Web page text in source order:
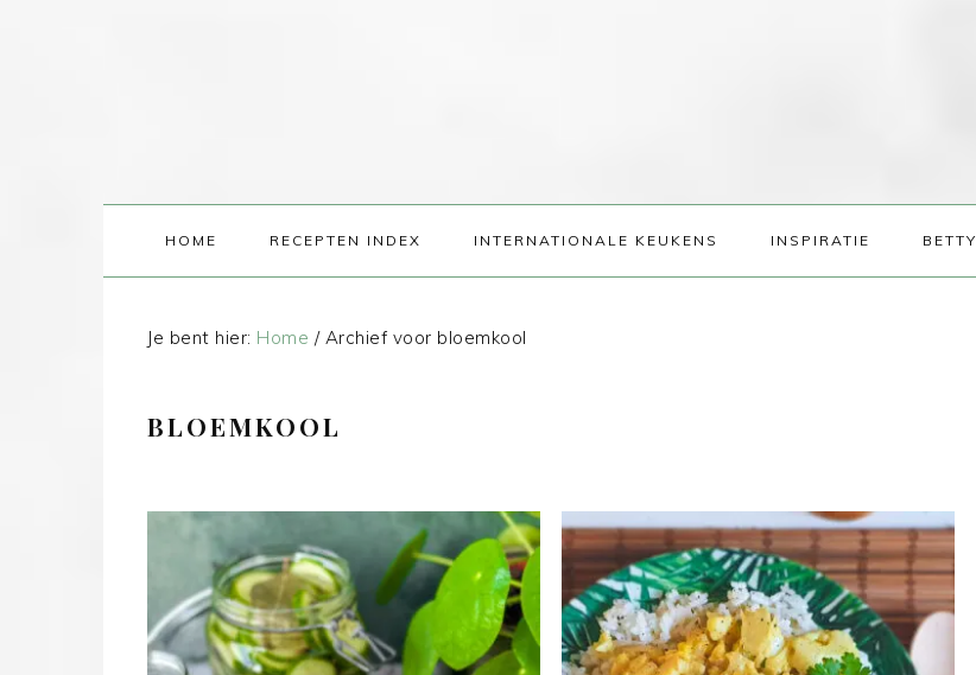
HOME RECEPTEN INDEX INTERNATIONALE KEUKENS INSPIRATIE BETTY
Je bent hier: Home /Archief voor bloemkool
BLOEMKOOL